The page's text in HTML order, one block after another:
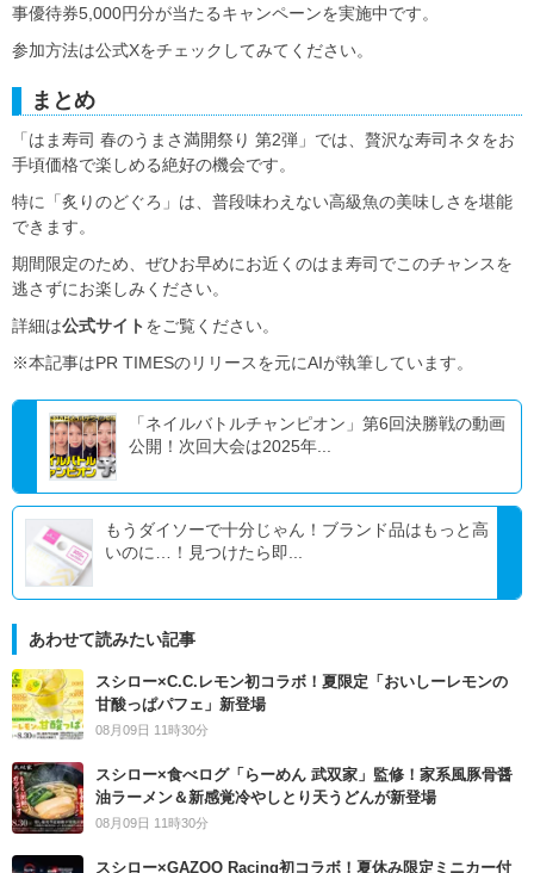
事優待券5,000円分が当たるキャンペーンを実施中です。
参加方法は公式Xをチェックしてみてください。
まとめ
「はま寿司 春のうまさ満開祭り 第2弾」では、贅沢な寿司ネタをお
手頃価格で楽しめる絶好の機会です。
特に「炙りのどぐろ」は、普段味わえない高級魚の美味しさを堪能
できます。
期間限定のため、ぜひお早めにお近くのはま寿司でこのチャンスを
逃さずにお楽しみください。
詳細は公式サイト をご覧ください。
※本記事はPR TIMESのリリースを元にAIが執筆しています。
「ネイルバトルチャンピオン」第6回決勝戦の動画
公開！次回大会は2025年...
もうダイソーで十分じゃん！ブランド品はもっと高
いのに…！見つけたら即...
あわせて読みたい記事
スシロー×C.C.レモン初コラボ！夏限定「おいしーレモンの
甘酸っぱパフェ」新登場
08月09日 11時30分
スシロー×食べログ「らーめん 武双家」監修！家系風豚骨醤
油ラーメン＆新感覚冷やしとり天うどんが新登場
08月09日 11時30分
スシロー×GAZOO Racing初コラボ！夏休み限定ミニカー付